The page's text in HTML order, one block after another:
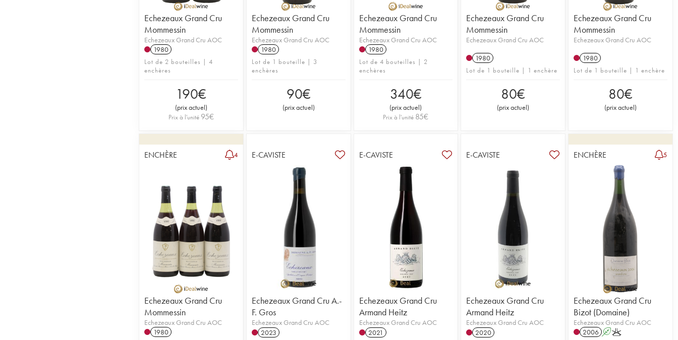
Echezeaux Grand Cru
Mommessin
Echezeaux Grand Cru AOC
1980
Lot de 2 bouteilles | 4
enchères
190€
(prix actuel)
Prix à l'unité 95€
Echezeaux Grand Cru
Mommessin
Echezeaux Grand Cru AOC
1980
Lot de 1 bouteille | 3
enchères
90€
(prix actuel)
Echezeaux Grand Cru
Mommessin
Echezeaux Grand Cru AOC
1980
Lot de 4 bouteilles | 2
enchères
340€
(prix actuel)
Prix à l'unité 85€
Echezeaux Grand Cru
Mommessin
Echezeaux Grand Cru AOC
1980
Lot de 1 bouteille | 1 enchère
80€
(prix actuel)
Echezeaux Grand Cru
Mommessin
Echezeaux Grand Cru AOC
1980
Lot de 1 bouteille | 1 enchère
80€
(prix actuel)
ENCHÈRE 4
Echezeaux Grand Cru
Mommessin
Echezeaux Grand Cru AOC
1980
E-CAVISTE
Echezeaux Grand Cru A.-
F. Gros
Echezeaux Grand Cru AOC
2023
E-CAVISTE
Echezeaux Grand Cru
Armand Heitz
Echezeaux Grand Cru AOC
2021
E-CAVISTE
Echezeaux Grand Cru
Armand Heitz
Echezeaux Grand Cru AOC
2020
ENCHÈRE 5
Echezeaux Grand Cru
Bizot (Domaine)
Echezeaux Grand Cru AOC
2006 AK